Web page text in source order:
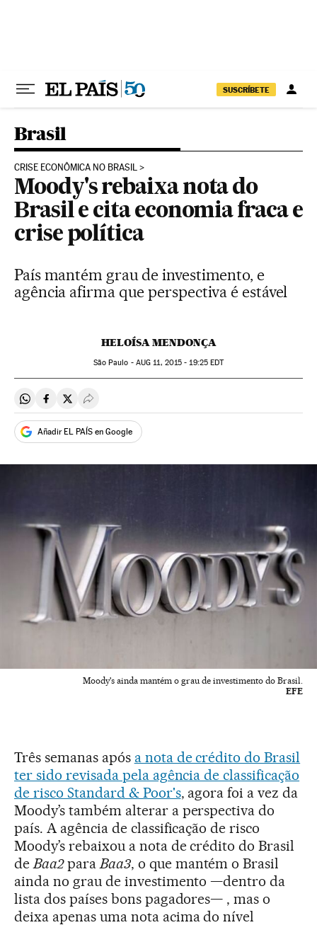
SUSCRÍBETE
Brasil
CRISE ECONÔMICA NO BRASIL
Moody's rebaixa nota do
Brasil e cita economia fraca e
crise política
País mantém grau de investimento, e
agência afirma que perspectiva é estável
HELOÍSA MENDONÇA
São Paulo - AUG 11, 2015 - 19:25EDT
Compartir en Whatsapp
Compartir en Facebook
Compartir en Twitter
Desplegar Redes Sociales
Añadir EL PAÍS en Google
Moody's ainda mantém o grau de investimento do Brasil.
EFE
Três semanas após a nota de crédito do Brasil
ter sido revisada pela agência de classificação
de risco Standard & Poor's, agora foi a vez da
Moody’s também alterar a perspectiva do
país. A agência de classificação de risco
Moody’s rebaixou a nota de crédito do Brasil
deBaa2paraBaa3, o que mantém o Brasil
ainda no grau de investimento —dentro da
lista dos países bons pagadores— , mas o
deixa apenas uma nota acima do nível